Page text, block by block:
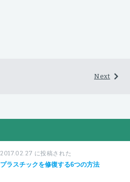
Next
2017.02.27 に投稿された
プラスチックを修復する6つの方法